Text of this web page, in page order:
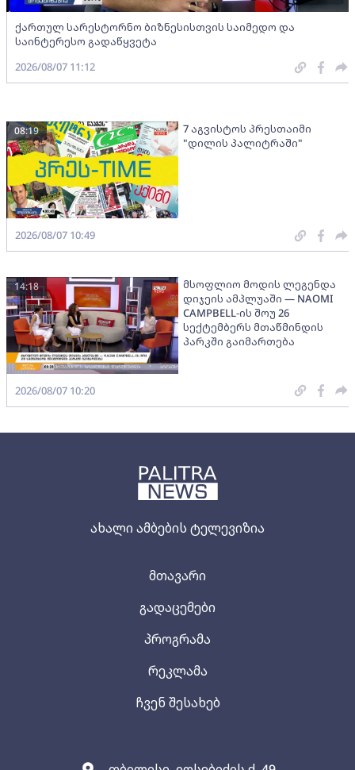
ახალი ამბების ტელევიზია
მთავარი
გადაცემები
პროგრამა
რეკლამა
ჩვენ შესახებ
ქართულ სარესტორნო ბიზნესისთვის საიმედო და
საინტერესო გადაწყვეტა
2026/08/07 11:12
7 აგვისტოს პრესთაიმი
"დილის პალიტრაში"
08:19
2026/08/07 10:49
მსოფლიო მოდის ლეგენდა
დიჯეის ამპლუაში — NAOMI
CAMPBELL-ის შოუ 26
სექტემბერს მთაწმინდის
პარკში გაიმართება
14:18
2026/08/07 10:20